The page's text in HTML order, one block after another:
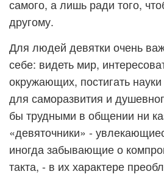
самого, а лишь ради того,
другому.
Для людей девятки очень
себе: видеть мир,
окружающих, постигать
для саморазвития и
бы трудными в общении ни
«девяточники» -
иногда забывающие о
такта, - в их характере